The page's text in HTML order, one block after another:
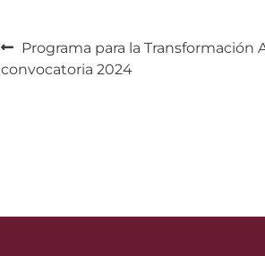
Navegación
Anterior:
Programa para la Transformación
convocatoria 2024